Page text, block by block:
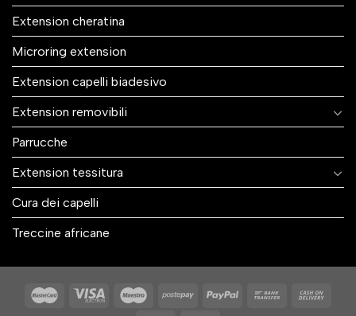
Extension cheratina
Microring extension
Extension capelli biadesivo
Extension removibili
Parrucche
Extension tessitura
Cura dei capelli
Treccine africane